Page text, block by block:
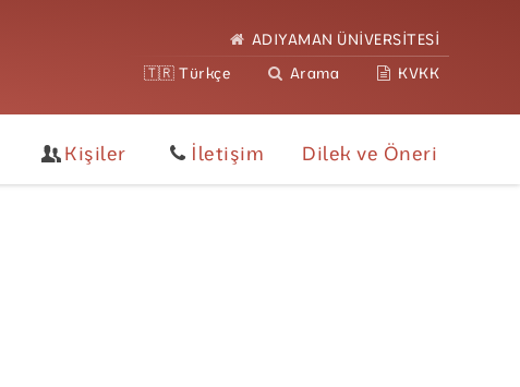
ADIYAMAN ÜNİVERSİTESİ
🇹🇷 Türkçe
Arama KVKK
Kişiler İletişim Dilek ve Öneri